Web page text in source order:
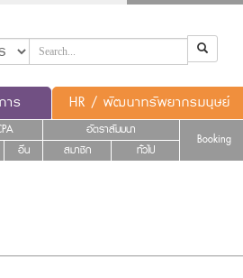
าร HR / พัฒนาทรัพยากรมนุษย์
อัตราสัมมนา
Booking
อื่น สมาชิก ทั่วไป